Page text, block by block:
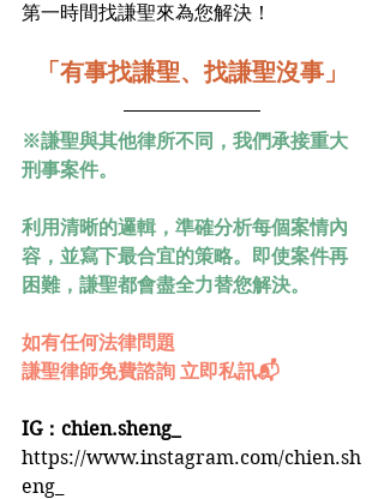
第一時間找謙聖來為您解決！﻿
「有事找謙聖、找謙聖沒事」
※謙聖與其他律所不同，我們承接重大
刑事案件。
利用清晰的邏輯，準確分析每個案情內
容，並寫下最合宜的策略。即使案件再
困難，謙聖都會盡全力替您解決。
如有任何法律問題
謙聖律師免費諮詢 立即私訊📬
IG：chien.sheng_
https://www.instagram.com/chien.sh
eng_